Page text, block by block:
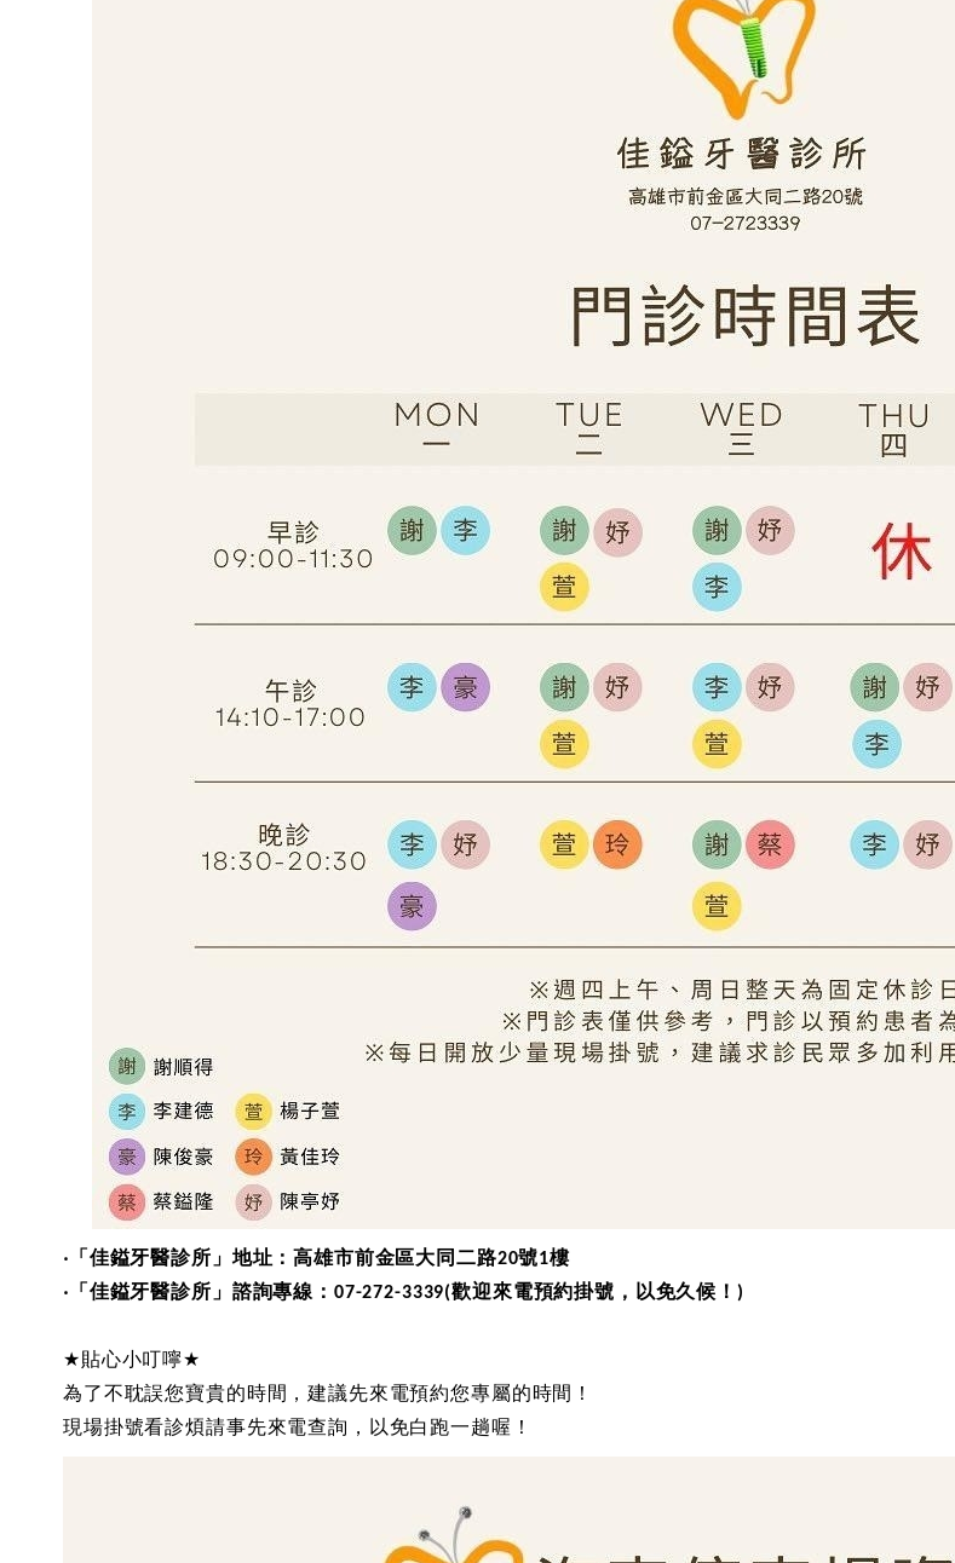
‧ 「佳鎰牙醫診所」地址：高雄市前金區大同二路20號1樓
‧ 「佳鎰牙醫診所」諮詢專線： 07-272-3339(歡迎來電預約掛號，以免久候！)
★貼心小叮嚀★
為了不耽誤您寶貴的時間，建議先來電預約您專屬的時間！
現場掛號看診煩請事先來電查詢，以免白跑一趟喔！